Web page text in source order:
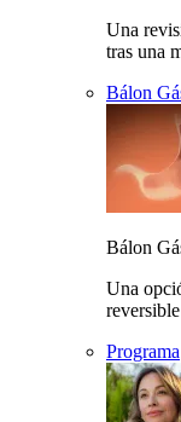
Una
tras una
Bálon
Bálon
Una
Programa